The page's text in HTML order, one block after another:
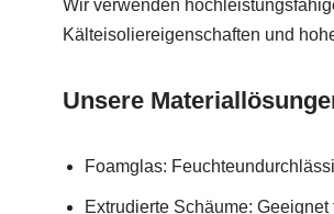
Wir verwenden
Kälteisoliereigenschaften und
Unsere
Foamglas:
Extrudierte Schäume: Geeignet